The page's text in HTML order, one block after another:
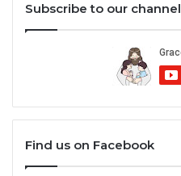
Subscribe to our channel
Find us on Facebook